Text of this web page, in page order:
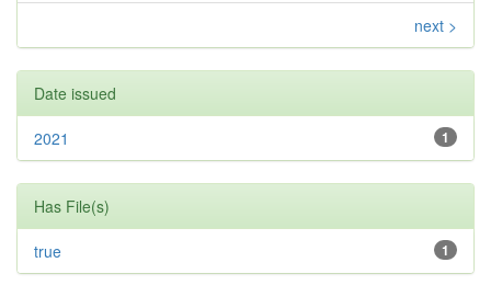
next >
Date issued
1
2021
Has File(s)
1
true